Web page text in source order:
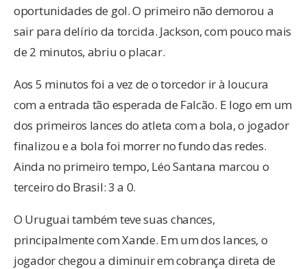
oportunidades de gol. O primeiro não demorou a
sair para delírio da torcida. Jackson, com pouco mais
de 2 minutos, abriu o placar.
Aos 5 minutos foi a vez de o torcedor ir à loucura
com a entrada tão esperada de Falcão. E logo em um
dos primeiros lances do atleta com a bola, o jogador
finalizou e a bola foi morrer no fundo das redes.
Ainda no primeiro tempo, Léo Santana marcou o
terceiro do Brasil: 3 a 0.
O Uruguai também teve suas chances,
principalmente com Xande. Em um dos lances, o
jogador chegou a diminuir em cobrança direta de